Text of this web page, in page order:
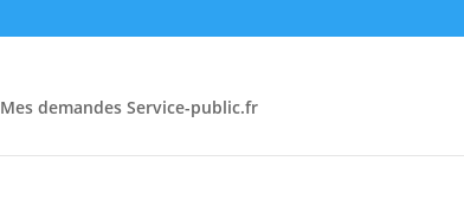
Mes demandes Service-public.fr